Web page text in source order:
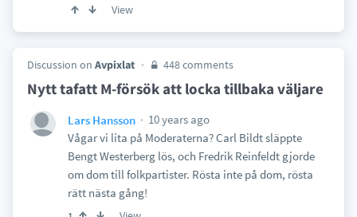
View
Discussion on Avpixlat 448 comments
Nytt tafatt M-försök att locka tillbaka väljare
Lars Hansson
10 years ago
Vågar vi lita på Moderaterna? Carl Bildt släppte
Bengt Westerberg lös, och Fredrik Reinfeldt gjorde
om dom till folkpartister. Rösta inte på dom, rösta
rätt nästa gång!